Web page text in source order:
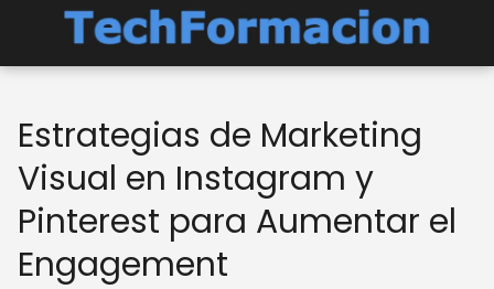
Estrategias de Marketing
Visual en Instagram y
Pinterest para Aumentar el
Engagement